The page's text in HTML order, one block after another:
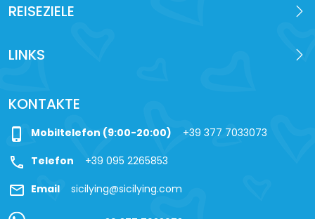
REISEZIELE
LINKS
KONTAKTE
phone_iphone Mobiltelefon (9:00-20:00) +39 377 7033073
call Telefon +39 095 2265853
mail Email sicilying@sicilying.com